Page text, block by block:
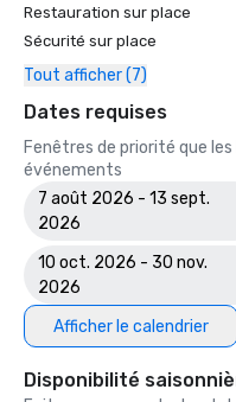
Restauration sur place
Sécurité sur place
Tout afficher (7)
Dates requises
Fenêtres de priorité que
événements
7 août 2026 - 13 sept.
2026
10 oct. 2026 - 30 nov.
2026
Afficher le calendrier
Disponibilité